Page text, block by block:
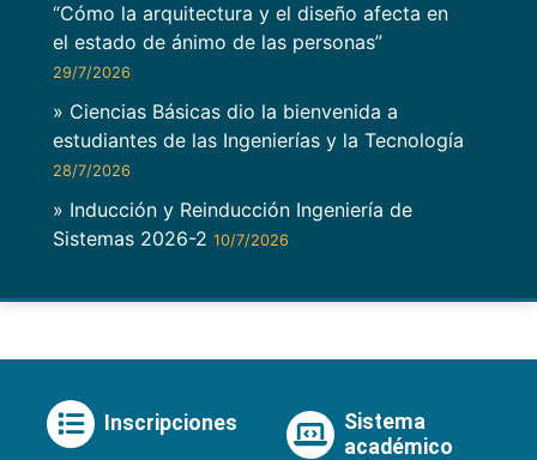
“Cómo la arquitectura y el diseño afecta en
el estado de ánimo de las personas”
29/7/2026
» Ciencias Básicas dio la bienvenida a
estudiantes de las Ingenierías y la Tecnología
28/7/2026
» Inducción y Reinducción Ingeniería de
Sistemas 2026-2 10/7/2026
Inscripciones
Sistema
académico